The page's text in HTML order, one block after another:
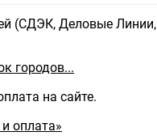
энергосберегающая Е27
возможно
(СДЭК, Деловые Линии,
городов...
на сайте.
оплата»